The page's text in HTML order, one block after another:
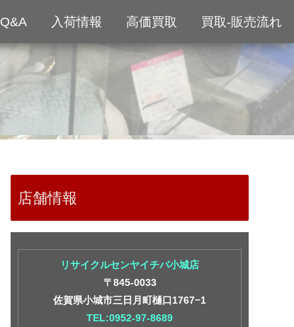
店舗情報
リサイクルセンヤイチバ小城店
〒845-0033
佐賀県小城市三日月町樋口1767−1
TEL:0952-97-8689
Q&A 入荷情報 高価買取 買取-販売流れ